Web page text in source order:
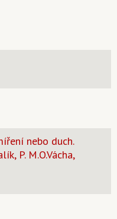
nebo duch.
P. M.O.Vácha,